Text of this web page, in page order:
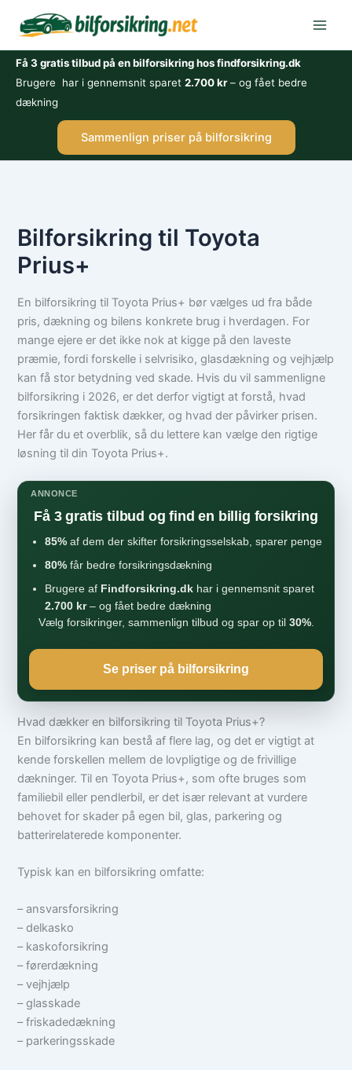
Få 3 gratis tilbud på en bilforsikring hos findforsikring.dk
Brugere har i gennemsnit sparet 2.700 kr– og fået bedre
dækning
Sammenlign priser på bilforsikring
Bilforsikring til Toyota
Prius+
En bilforsikring til Toyota Prius+ bør vælges ud fra både
pris, dækning og bilens konkrete brug i hverdagen. For
mange ejere er det ikke nok at kigge på den laveste
præmie, fordi forskelle i selvrisiko, glasdækning og vejhjælp
kan få stor betydning ved skade. Hvis du vil sammenligne
bilforsikring i 2026, er det derfor vigtigt at forstå, hvad
forsikringen faktisk dækker, og hvad der påvirker prisen.
Her får du et overblik, så du lettere kan vælge den rigtige
løsning til din Toyota Prius+.
ANNONCE
Få 3 gratis tilbud og find en billig forsikring
85% af dem der skifter forsikringsselskab, sparer penge
80% får bedre forsikringsdækning
Brugere af Findforsikring.dk har i gennemsnit sparet
2.700 kr– og fået bedre dækning
Vælg forsikringer, sammenlign tilbud og spar op til 30%.
Se priser på bilforsikring
Hvad dækker en bilforsikring til Toyota Prius+?
En bilforsikring kan bestå af flere lag, og det er vigtigt at
kende forskellen mellem de lovpligtige og de frivillige
dækninger. Til en Toyota Prius+, som ofte bruges som
familiebil eller pendlerbil, er det især relevant at vurdere
behovet for skader på egen bil, glas, parkering og
batterirelaterede komponenter.
Typisk kan en bilforsikring omfatte:
– ansvarsforsikring
– delkasko
– kaskoforsikring
– førerdækning
– vejhjælp
– glasskade
– friskadedækning
– parkeringsskade